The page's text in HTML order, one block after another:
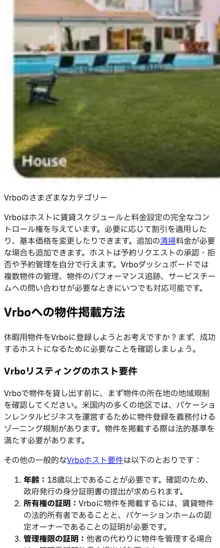
Vrboのさまざまなカテゴリー
Vrboはホストに賃貸スケジュールと料金設定の完全なコン
トロール権を与えています。必要に応じて割引を適用した
り、基本価格を変更したりできます。追加の清掃料金が必要
な場合も追加できます。ホストは予約リクエストの承認・拒
否や予約管理を自分で行えます。Vrboダッシュボードでは
複数物件の管理、物件のパフォーマンス追跡、サービスチー
ムへの問い合わせが必要なときにいつでも対応可能です。
Vrboへの物件掲載方法
休暇用物件をVrboに登録しようとお考えですか？まず、成功
するホストになるために必要なことを確認しましょう。
Vrboリスティングのホスト要件
Vrboで物件を貸し出す前に、まず物件の所在地の地域規制
を確認してください。米国内の多くの地区では、バケーショ
ンレンタルビジネスを運営するために物件登録を義務付ける
ゾーニング規制があります。物件を掲載する際は法的基準を
満たす必要があります。
その他の一般的なVrboホスト要件は以下のとおりです：
年齢： 18歳以上であることが必要です。確認のため、
政府発行の身分証明書の提出が求められます。
所有権の証明： Vrboに物件を掲載するには、賃貸物件
の法的所有者であることと、バケーションホームの認
定オーナーであることの証明が必要です。
管理権限の証明： 他者の代わりに物件を管理する場合